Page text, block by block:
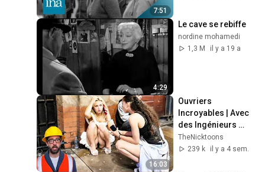
7:51
4:29
Le cave se rebiffe
nordine mohamedi
1,3 M
il y a 19 a
16:03
Ouvriers
Incroyables | Avec
des Ingénieurs
Talentueux#adamr
ose #fail
TheNicktoons
239 k
il y a 4 sem.